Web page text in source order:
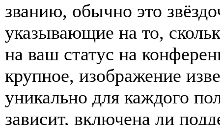
званию, обычно это
указывающие на то,
на ваш статус на
крупное, изображение
уникально для каждого
зависит, включена ли